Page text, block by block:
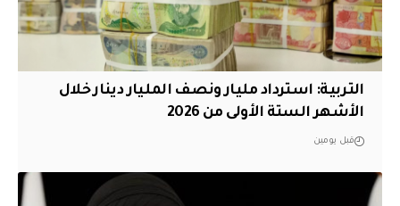
التربية: استرداد مليار ونصف المليار دينار خلال
الأشهر الستة الأولى من 2026
قبل يومين